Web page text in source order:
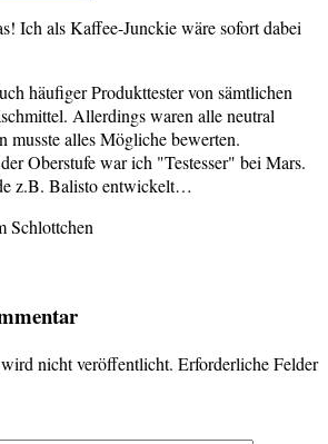
Ich als Kaffee-Junckie wäre sofort dabei
häufiger Produkttester von sämtlichen
Allerdings waren alle neutral
musste alles Mögliche bewerten.
Oberstufe war ich "Testesser" bei Mars.
z.B. Balisto entwickelt…
Schlottchen
nicht veröffentlicht. Erforderliche Felder